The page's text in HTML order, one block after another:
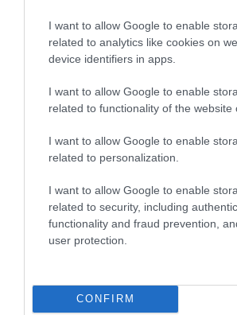
I want to allow Google to enable
related to analytics like cookies on
device identifiers in apps.
I want to allow Google to enable
related to functionality of the website
I want to allow Google to enable
related to personalization.
I want to allow Google to enable
related to security, including
functionality and fraud prevention,
user protection.
CONFIRM
De a kutatók sokat tanulhatnak
segíthet az ellenálló keményítő a
védelemben.
Nyitókép: Shutterstock
TÁPLÁLÉKKIEGÉSZÍTŐ
A valaha élt legnagyobb
mint egy busz
2026. AUGUSZTUS 7. ●
Valóban megelőzi a